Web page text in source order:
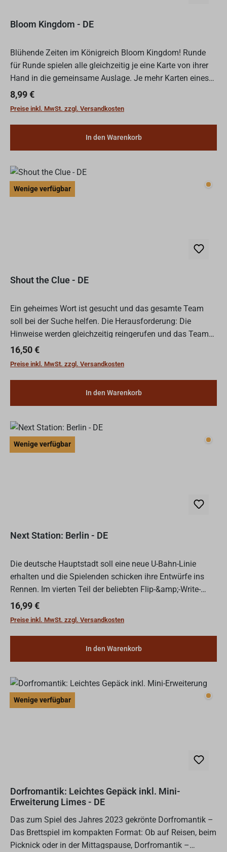
Bloom Kingdom - DE
Blühende Zeiten im Königreich Bloom Kingdom! Runde
für Runde spielen alle gleichzeitig je eine Karte von ihrer
Hand in die gemeinsame Auslage. Je mehr Karten eines
Charakters ausliegen, umso wertvoller wird er. Doch m...
Regulärer Preis:
8,99 €
Preise inkl. MwSt. zzgl. Versandkosten
In den Warenkorb
Wenige verfügbar
Shout the Clue - DE
Ein geheimes Wort ist gesucht und das gesamte Team
soll bei der Suche helfen. Die Herausforderung: Die
Hinweise werden gleichzeitig reingerufen und das Team
ist auch noch an Kommunikationsregeln gebunden.In
dem kooper...
Regulärer Preis:
16,50 €
Preise inkl. MwSt. zzgl. Versandkosten
In den Warenkorb
Wenige verfügbar
Next Station: Berlin - DE
Die deutsche Hauptstadt soll eine neue U-Bahn-Linie
erhalten und die Spielenden schicken ihre Entwürfe ins
Rennen. Im vierten Teil der beliebten Flip-&amp;-Write-
Reihe, Next Station Berlin, planen die Spielenden zunäc...
Regulärer Preis:
16,99 €
Preise inkl. MwSt. zzgl. Versandkosten
In den Warenkorb
Wenige verfügbar
Dorfromantik: Leichtes Gepäck inkl. Mini-
Erweiterung Limes - DE
Das zum Spiel des Jahres 2023 gekrönte Dorfromantik –
Das Brettspiel im kompakten Format: Ob auf Reisen, beim
Picknick oder in der Mittagspause, Dorfromantik –